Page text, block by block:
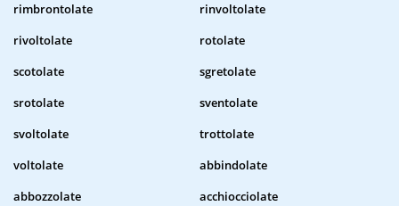
rimbrontolate
rinvoltolate
rivoltolate
rotolate
scotolate
sgretolate
srotolate
sventolate
svoltolate
trottolate
voltolate
abbindolate
abbozzolate
acchiocciolate